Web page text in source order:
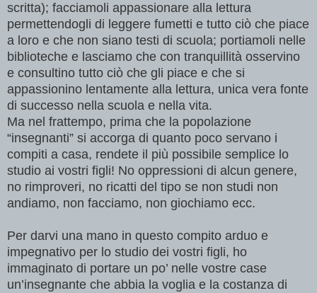
scritta); facciamoli appassionare alla lettura
permettendogli di leggere fumetti e tutto ciò che piace
a loro e che non siano testi di scuola; portiamoli nelle
biblioteche e lasciamo che con tranquillità osservino
e consultino tutto ciò che gli piace e che si
appassionino lentamente alla lettura, unica vera fonte
di successo nella scuola e nella vita.
Ma nel frattempo, prima che la popolazione
“insegnanti” si accorga di quanto poco servano i
compiti a casa, rendete il più possibile semplice lo
studio ai vostri figli! No oppressioni di alcun genere,
no rimproveri, no ricatti del tipo se non studi non
andiamo, non facciamo, non giochiamo ecc.
Per darvi una mano in questo compito arduo e
impegnativo per lo studio dei vostri figli, ho
immaginato di portare un po’ nelle vostre case
un’insegnante che abbia la voglia e la costanza di